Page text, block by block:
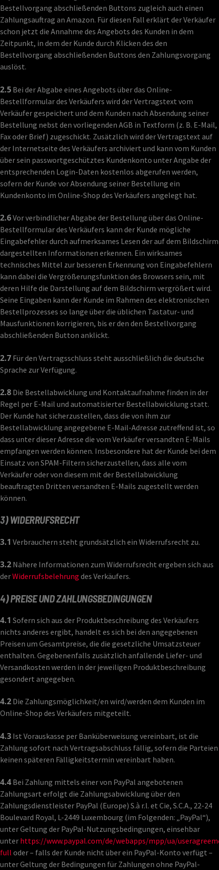
Bestellvorgang abschließenden Buttons zugleich auch einen
Zahlungsauftrag an Amazon. Für diesen Fall erklärt der Verkäufer
schon jetzt die Annahme des Angebots des Kunden in dem
Zeitpunkt, in dem der Kunde durch Klicken des den
Bestellvorgang abschließenden Buttons den Zahlungsvorgang
auslöst.
2.5 Bei der Abgabe eines Angebots über das Online-
Bestellformular des Verkäufers wird der Vertragstext vom
Verkäufer gespeichert und dem Kunden nach Absendung seiner
Bestellung nebst den vorliegenden AGB in Textform (z. B. E-Mail,
Fax oder Brief) zugeschickt. Zusätzlich wird der Vertragstext auf
der Internetseite des Verkäufers archiviert und kann vom Kunden
über sein passwortgeschütztes Kundenkonto unter Angabe der
entsprechenden Login-Daten kostenlos abgerufen werden,
sofern der Kunde vor Absendung seiner Bestellung ein
Kundenkonto im Online-Shop des Verkäufers angelegt hat.
2.6Vor verbindlicher Abgabe der Bestellung über das Online-
Bestellformular des Verkäufers kann der Kunde mögliche
Eingabefehler durch aufmerksames Lesen der auf dem Bildschirm
dargestellten Informationen erkennen. Ein wirksames
technisches Mittel zur besseren Erkennung von Eingabefehlern
kann dabei die Vergrößerungsfunktion des Browsers sein, mit
deren Hilfe die Darstellung auf dem Bildschirm vergrößert wird.
Seine Eingaben kann der Kunde im Rahmen des elektronischen
Bestellprozesses so lange über die üblichen Tastatur- und
Mausfunktionen korrigieren, bis er den den Bestellvorgang
abschließenden Button anklickt.
2.7 Für den Vertragsschluss steht ausschließlich die deutsche
Sprache zur Verfügung.
2.8 Die Bestellabwicklung und Kontaktaufnahme finden in der
Regel per E-Mail und automatisierter Bestellabwicklung statt.
Der Kunde hat sicherzustellen, dass die von ihm zur
Bestellabwicklung angegebene E-Mail-Adresse zutreffend ist, so
dass unter dieser Adresse die vom Verkäufer versandten E-Mails
empfangen werden können. Insbesondere hat der Kunde bei dem
Einsatz von SPAM-Filtern sicherzustellen, dass alle vom
Verkäufer oder von diesem mit der Bestellabwicklung
beauftragten Dritten versandten E-Mails zugestellt werden
können.
3) WIDERRUFSRECHT
3.1 Verbrauchern steht grundsätzlich ein Widerrufsrecht zu.
3.2 Nähere Informationen zum Widerrufsrecht ergeben sich aus
derWiderrufsbelehrung des Verkäufers.
4) PREISE UND ZAHLUNGSBEDINGUNGEN
4.1 Sofern sich aus der Produktbeschreibung des Verkäufers
nichts anderes ergibt, handelt es sich bei den angegebenen
Preisen um Gesamtpreise, die die gesetzliche Umsatzsteuer
enthalten. Gegebenenfalls zusätzlich anfallende Liefer- und
Versandkosten werden in der jeweiligen Produktbeschreibung
gesondert angegeben.
4.2 Die Zahlungsmöglichkeit/en wird/werden dem Kunden im
Online-Shop des Verkäufers mitgeteilt.
4.3 Ist Vorauskasse per Banküberweisung vereinbart, ist die
Zahlung sofort nach Vertragsabschluss fällig, sofern die Parteien
keinen späteren Fälligkeitstermin vereinbart haben.
4.4 Bei Zahlung mittels einer von PayPal angebotenen
Zahlungsart erfolgt die Zahlungsabwicklung über den
Zahlungsdienstleister PayPal (Europe) S.à r.l. et Cie, S.C.A., 22-24
Boulevard Royal, L-2449 Luxembourg (im Folgenden: „PayPal“),
unter Geltung der PayPal-Nutzungsbedingungen, einsehbar
unter https://www.paypal.com/de/webapps/mpp/ua/
full oder – falls der Kunde nicht über ein PayPal-Konto verfügt –
unter Geltung der Bedingungen für Zahlungen ohne PayPal-